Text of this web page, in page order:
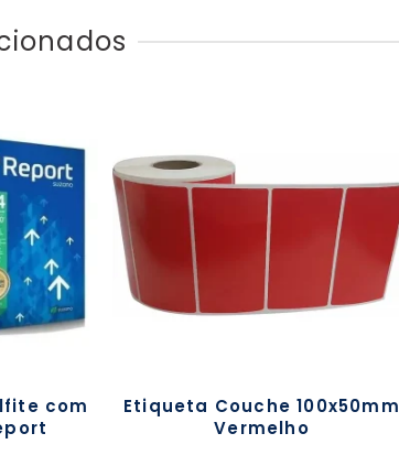
com
Etiqueta Couche 100x50mm
Vermelho